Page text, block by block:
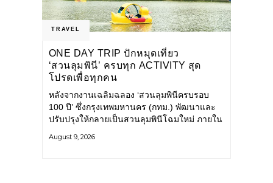
TRAVEL
ONE DAY TRIP ปักหมุดเที่ยว
‘สวนลุมพินี’ ครบทุก ACTIVITY สุด
โปรดเพื่อทุกคน
หลังจากงานเฉลิมฉลอง ‘สวนลุมพินีครบรอบ
100 ปี’ ซึ่งกรุงเทพมหานคร (กทม.) พัฒนาและ
ปรับปรุงให้กลายเป็นสวนลุมพินีโฉมใหม่ ภายใน
การให้บริการ รวมถึงกิจกรรมต่าง ๆ
August 9, 2026